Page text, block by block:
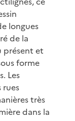
longues
de la
présent et
forme
Les
rues
très
dans la